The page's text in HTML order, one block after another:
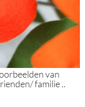
van
familie ..